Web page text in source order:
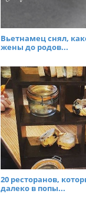
Вьетнамец снял,
жены до родов...
20 ресторанов,
далеко в попы...